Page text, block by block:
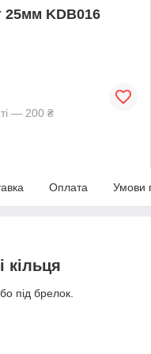
25мм KDB016
— 200 ₴
Оплата Умови
кільця
під брелок.